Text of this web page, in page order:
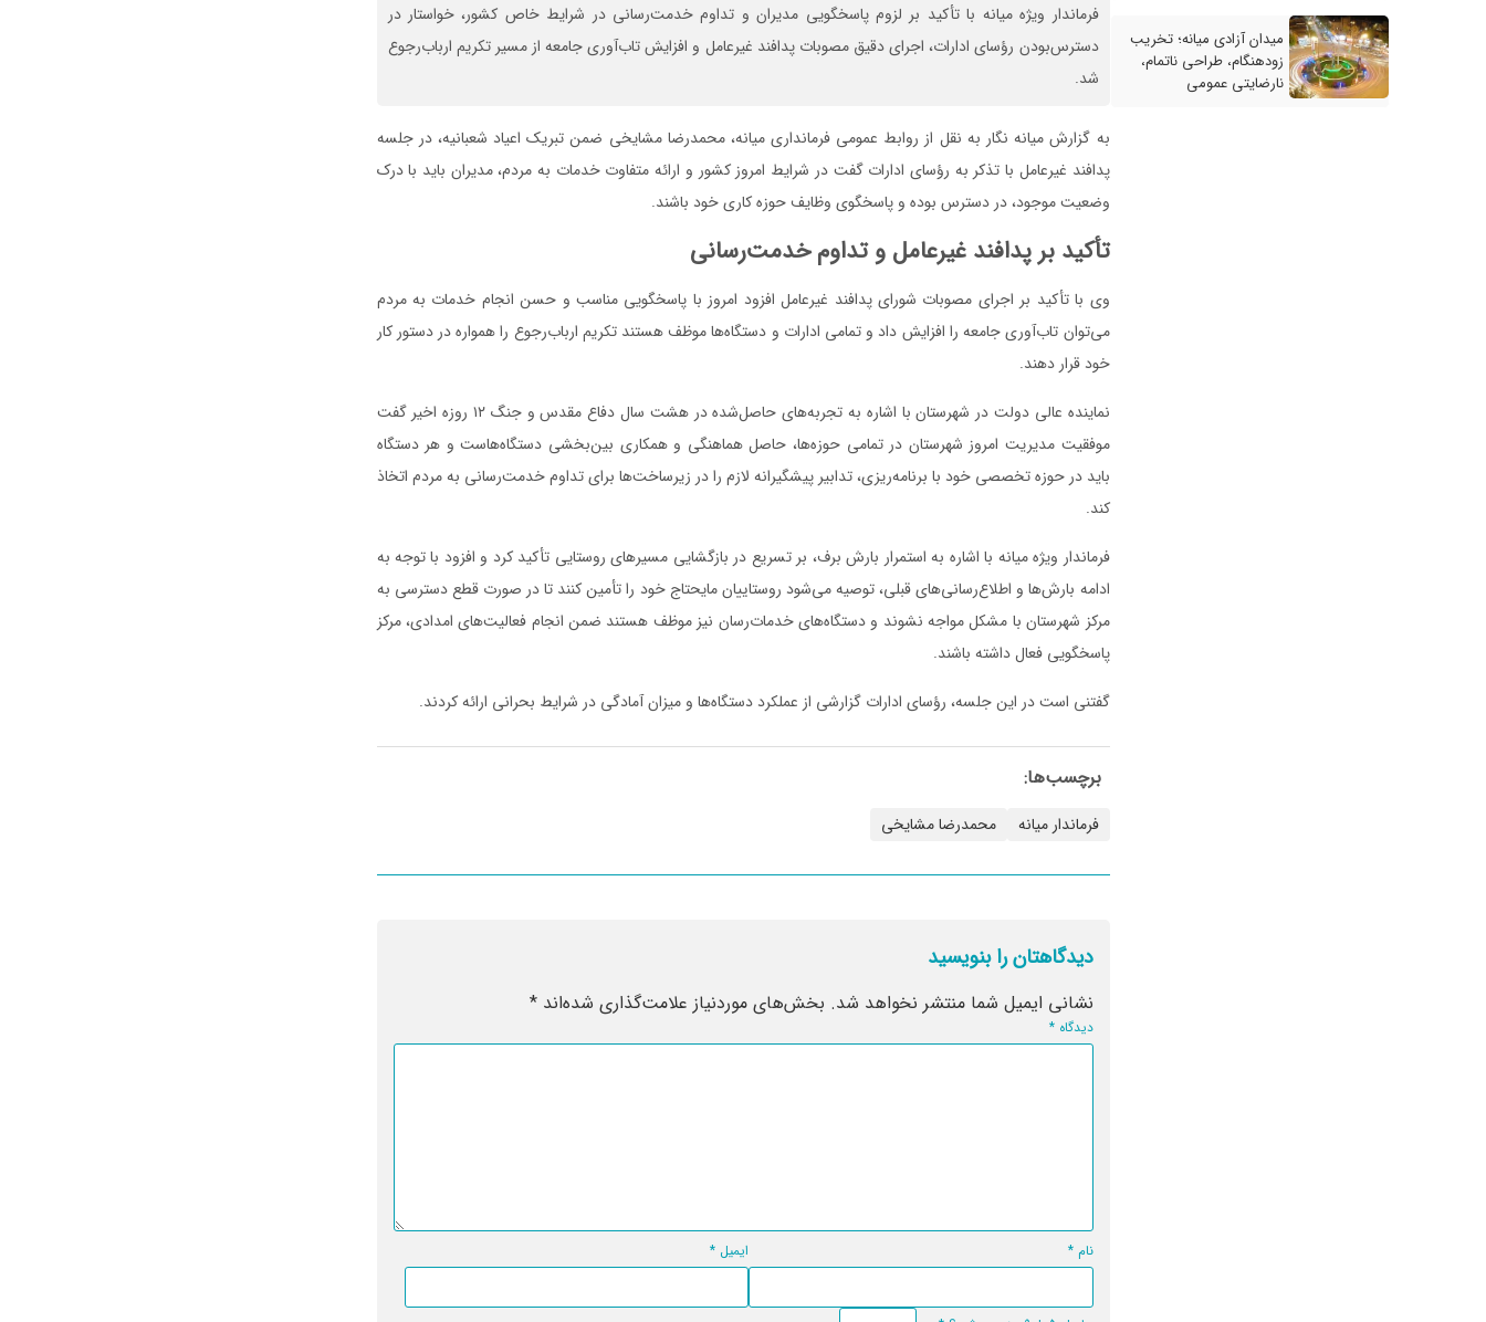
میدان آزادی میانه؛ تخریب
زودهنگام، طراحی ناتمام،
نارضایتی عمومی
فرماندار ویژه میانه با تأکید بر لزوم پاسخگویی مدیران و تداوم خدمت‌رسانی در شرایط خاص کشور، خواستار در
دسترس‌بودن رؤسای ادارات، اجرای دقیق مصوبات پدافند غیرعامل و افزایش تاب‌آوری جامعه از مسیر تکریم ارباب‌رجوع
شد.
به گزارش میانه نگار به نقل از روابط عمومی فرمانداری میانه، محمدرضا مشایخی ضمن تبریک اعیاد شعبانیه، در جلسه
پدافند غیرعامل با تذکر به رؤسای ادارات گفت در شرایط امروز کشور و ارائه متفاوت خدمات به مردم، مدیران باید با درک
وضعیت موجود، در دسترس بوده و پاسخگوی وظایف حوزه کاری خود باشند.
تأکید بر پدافند غیرعامل و تداوم خدمت‌رسانی
وی با تأکید بر اجرای مصوبات شورای پدافند غیرعامل افزود امروز با پاسخگویی مناسب و حسن انجام خدمات به مردم
می‌توان تاب‌آوری جامعه را افزایش داد و تمامی ادارات و دستگاه‌ها موظف هستند تکریم ارباب‌رجوع را همواره در دستور کار
خود قرار دهند.
نماینده عالی دولت در شهرستان با اشاره به تجربه‌های حاصل‌شده در هشت سال دفاع مقدس و جنگ ۱۲ روزه اخیر گفت
موفقیت مدیریت امروز شهرستان در تمامی حوزه‌ها، حاصل هماهنگی و همکاری بین‌بخشی دستگاه‌هاست و هر دستگاه
باید در حوزه تخصصی خود با برنامه‌ریزی، تدابیر پیشگیرانه لازم را در زیرساخت‌ها برای تداوم خدمت‌رسانی به مردم اتخاذ
کند.
فرماندار ویژه میانه با اشاره به استمرار بارش برف، بر تسریع در بازگشایی مسیرهای روستایی تأکید کرد و افزود با توجه به
ادامه بارش‌ها و اطلاع‌رسانی‌های قبلی، توصیه می‌شود روستاییان مایحتاج خود را تأمین کنند تا در صورت قطع دسترسی به
مرکز شهرستان با مشکل مواجه نشوند و دستگاه‌های خدمات‌رسان نیز موظف هستند ضمن انجام فعالیت‌های امدادی، مرکز
پاسخگویی فعال داشته باشند.
گفتنی است در این جلسه، رؤسای ادارات گزارشی از عملکرد دستگاه‌ها و میزان آمادگی در شرایط بحرانی ارائه کردند.
برچسب‌ها:
فرماندار میانه محمدرضا مشایخی
دیدگاهتان را بنویسید
نشانی ایمیل شما منتشر نخواهد شد. بخش‌های موردنیاز علامت‌گذاری شده‌اند*
دیدگاه*
نام* ایمیل *